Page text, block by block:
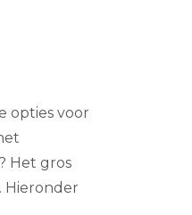
opties voor
Het gros
Hieronder